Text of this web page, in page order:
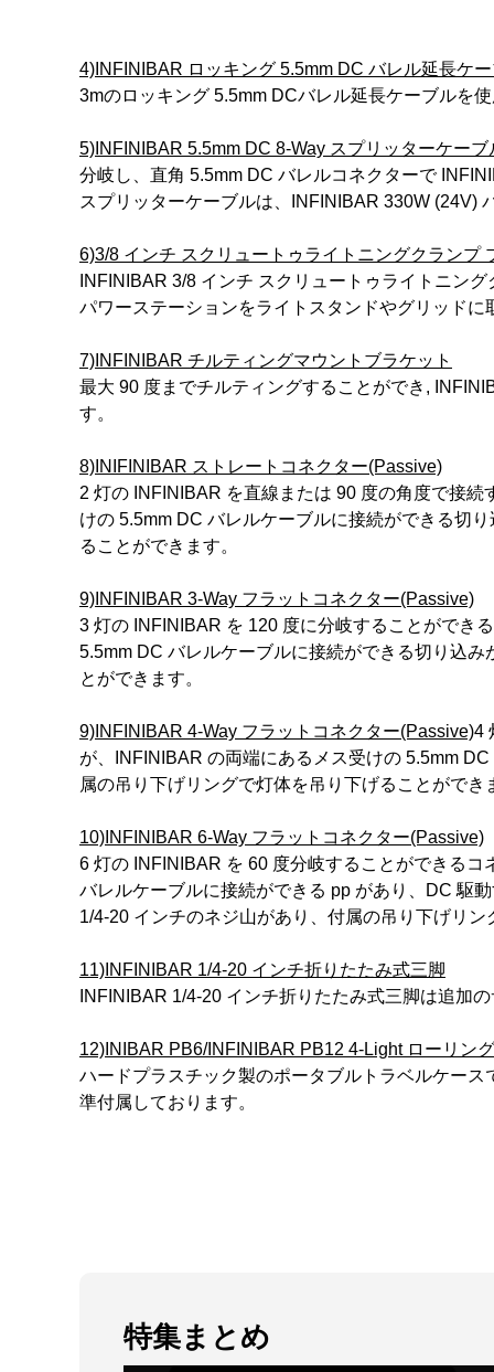
4)INFINIBAR ロッキング 5.5mm DC バレル延長ケ
3mのロッキング 5.5mm DCバレル延長ケーブルを
5)INFINIBAR 5.5mm DC 8-Way スプリッターケーブ
分岐し、直角 5.5mm DC バレルコネクターで
スプリッターケーブルは、INFINIBAR 330W (24V)
6)3/8 インチ スクリュートゥライトニングクランプ
INFINIBAR 3/8 インチ スクリュートゥライトニン
パワーステーションをライトスタンドやグリッドに
7)INFINIBAR チルティングマウントブラケット
最大 90 度までチルティングすることができ,
す。
8)INIFINIBAR ストレートコネクター(Passive)
2 灯の INFINIBAR を直線または 90 度の角度で接
けの 5.5mm DC バレルケーブルに接続ができる切
ることができます。
9)INFINIBAR 3-Way フラットコネクター(Passive)
3 灯の INFINIBAR を 120 度に分岐することができ
5.5mm DC バレルケーブルに接続ができる切り込
とができます。
9)INFINIBAR 4-Way フラットコネクター(Passive)4
が、INFINIBAR の両端にあるメス受けの 5.5mm
属の吊り下げリングで灯体を吊り下げることができ
10)INFINIBAR 6-Way フラットコネクター(Passive)
6 灯の INFINIBAR を 60 度分岐することができる
バレルケーブルに接続ができる pp があり、DC 駆
1/4-20 インチのネジ山があり、付属の吊り下げリ
11)INFINIBAR 1/4-20 インチ折りたたみ式三脚
INFINIBAR 1/4-20 インチ折りたたみ式三脚は追加
12)INIBAR PB6/INFINIBAR PB12 4-Light ローリン
ハードプラスチック製のポータブルトラベルケー
準付属しております。
特集まとめ